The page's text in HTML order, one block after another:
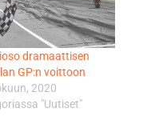
dramaattisen
GP:n voittoon
2020
"Uutiset"